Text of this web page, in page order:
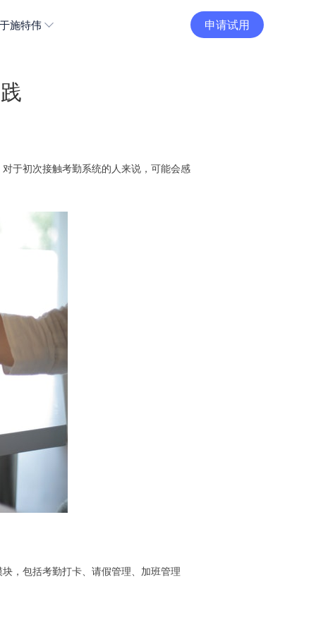
施特伟 申请试用
于初次接触考勤系统的人来说，可能会感
，包括考勤打卡、请假管理、加班管理